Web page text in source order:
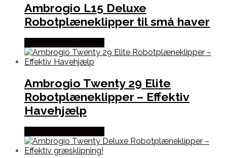
Ambrogio L15 Deluxe
Robotplæneklipper til små haver
Ambrogio Twenty 29 Elite
Robotplæneklipper – Effektiv
Havehjælp